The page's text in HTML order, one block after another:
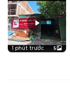
1 phút trước 5